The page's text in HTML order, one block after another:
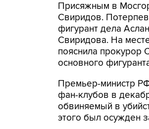
Присяжным в
Свиридов.
фигурант дела
Свиридова. На
пояснила прокурор
основного
Премьер-министр
фан-клубов в
обвиняемый в
этого был осужден